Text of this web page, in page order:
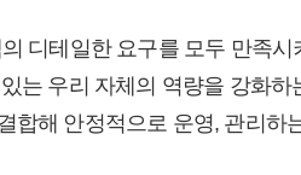
의 디테일한 요구를 모두 만족
는 우리 자체의 역량을 강화
합해 안정적으로 운영, 관리하